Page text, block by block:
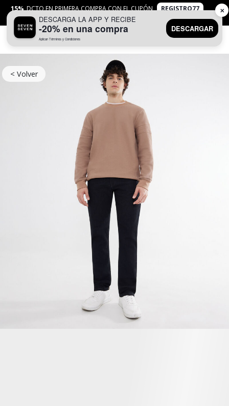
15% DCTO EN PRIMERA COMPRA CON EL CUPÓN
REGISTRO77
APLICANTYC
< Volver
DESCARGA LA APP Y RECIBE
-20% en una compra
Aplican Términos y Condiciones
DESCARGAR
✕